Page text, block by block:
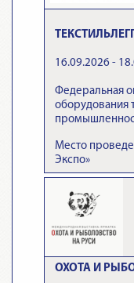
16.09.2026 -
Федеральная
оборудования
Место
Экспо»
ОХОТА И